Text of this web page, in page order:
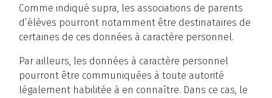
Comme indiqué supra, les associations de parents
d’élèves pourront notamment être destinataires de
certaines de ces données à caractère personnel.
Par ailleurs, les données à caractère personnel
pourront être communiquées à toute autorité
légalement habilitée à en connaître. Dans ce cas, le